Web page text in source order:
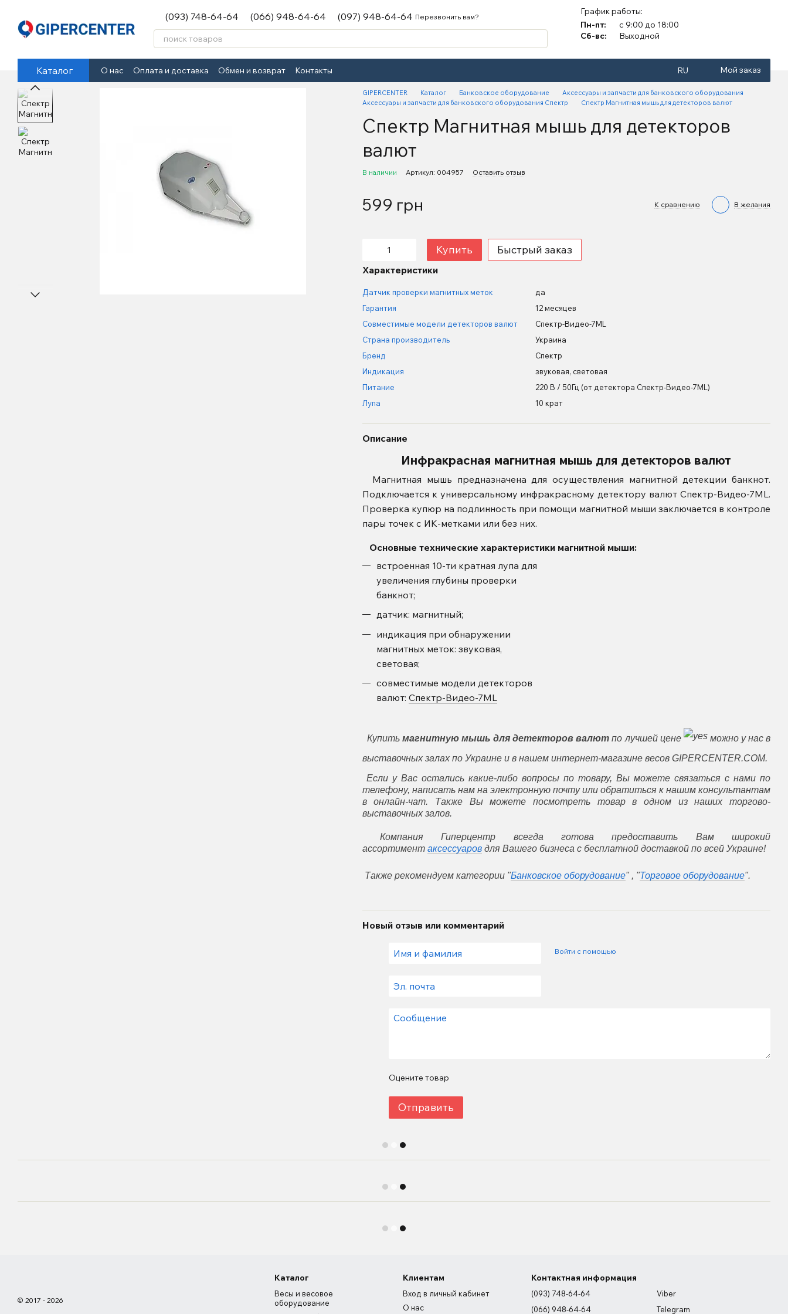
(093) 748-64-64 (066) 948-64-64 (097) 948-64-64 Перезвонить вам?
График работы:
Пн-пт:
с 9:00 до 18:00
Сб-вс:
Выходной
Каталог О нас Оплата и доставка Обмен и возврат Контакты RU Мой заказ
GIPERCENTER Каталог Банковское оборудование
Аксессуары и запчасти для банковского оборудования
Аксессуары и запчасти для банковского оборудования Спектр
Спектр Магнитная мышь для детекторов валют
Спектр Магнитная мышь для детекторов
валют
В наличии Артикул: 004957 Оставить отзыв
599 грн К сравнению В желания
Купить Быстрый заказ
Характеристики
Датчик проверки магнитных меток
да
Гарантия
12 месяцев
Совместимые модели детекторов валют
Спектр-Видео-7ML
Страна производитель
Украина
Бренд
Спектр
Индикация
звуковая, световая
Питание
220 В / 50Гц (от детектора Спектр-Видео-7ML)
Лупа
10 крат
Описание
Инфракрасная магнитная мышь для детекторов валют
Магнитная мышь предназначена для осуществления магнитной детекции банкнот.
Подключается к универсальному инфракрасному детектору валют Спектр-Видео-7ML.
Проверка купюр на подлинность при помощи магнитной мыши заключается в контроле
пары точек с ИК-метками или без них.
Основные технические характеристики магнитной мыши:
встроенная 10-ти кратная лупа для
увеличения глубины проверки
банкнот;
датчик: магнитный;
индикация при обнаружении
магнитных меток: звуковая,
световая;
совместимые модели детекторов
валют: Спектр-Видео-7ML
Купитьмагнитную мышь для детекторов валют по лучшей цене
можно у нас в
выставочных залах по Украине и в нашем интернет-магазине весов GIPERCENTER.COM.
Если у Вас остались какие-либо вопросы по товару, Вы можете связаться с нами по
телефону, написать нам на электронную почту или обратиться к нашим консультантам
в онлайн-чат. Также Вы можете посмотреть товар в одном из наших торгово-
выставочных залов.
Компания Гиперцентр всегда готова предоставить Вам широкий
ассортимент аксессуаровдля Вашего бизнеса с бесплатной доставкой по всей Украине!
Также рекомендуем категории"Банковское оборудование" , "Торговое оборудование".
Новый отзыв или комментарий
Войти с помощью
Оцените товар
Отправить
© 2017 - 2026
Каталог
Весы и весовое
оборудование
Клиентам
Вход в личный кабинет
О нас
Контактная информация
(093) 748-64-64
(066) 948-64-64
Viber
Telegram